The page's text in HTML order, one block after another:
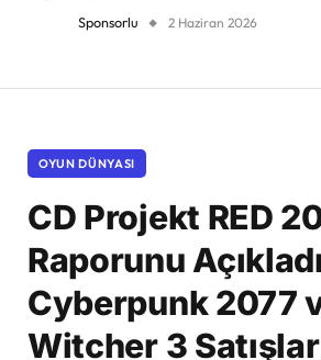
Sponsorlu 2 Haziran 2026
OYUN DÜNYASI
CD Projekt RED
Raporunu
Cyberpunk 2077
Witcher 3